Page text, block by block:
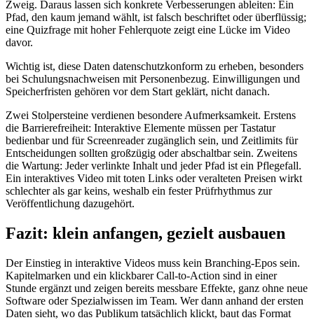
Zweig. Daraus lassen sich konkrete Verbesserungen ableiten: Ein
Pfad, den kaum jemand wählt, ist falsch beschriftet oder überflüssig;
eine Quizfrage mit hoher Fehlerquote zeigt eine Lücke im Video
davor.
Wichtig ist, diese Daten datenschutzkonform zu erheben, besonders
bei Schulungsnachweisen mit Personenbezug. Einwilligungen und
Speicherfristen gehören vor dem Start geklärt, nicht danach.
Zwei Stolpersteine verdienen besondere Aufmerksamkeit. Erstens
die Barrierefreiheit: Interaktive Elemente müssen per Tastatur
bedienbar und für Screenreader zugänglich sein, und Zeitlimits für
Entscheidungen sollten großzügig oder abschaltbar sein. Zweitens
die Wartung: Jeder verlinkte Inhalt und jeder Pfad ist ein Pflegefall.
Ein interaktives Video mit toten Links oder veralteten Preisen wirkt
schlechter als gar keins, weshalb ein fester Prüfrhythmus zur
Veröffentlichung dazugehört.
Fazit: klein anfangen, gezielt ausbauen
Der Einstieg in interaktive Videos muss kein Branching-Epos sein.
Kapitelmarken und ein klickbarer Call-to-Action sind in einer
Stunde ergänzt und zeigen bereits messbare Effekte, ganz ohne neue
Software oder Spezialwissen im Team. Wer dann anhand der ersten
Daten sieht, wo das Publikum tatsächlich klickt, baut das Format